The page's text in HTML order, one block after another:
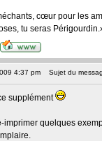
cœur pour les
tu seras
4:37 pm Sujet du
supplément
imprimer quelques